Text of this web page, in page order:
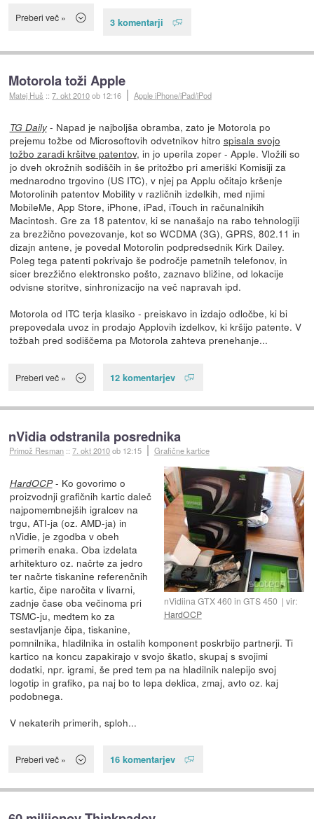
Preberi več » 3 komentarji
Motorola toži Apple
Matej Huš ::7. okt 2010ob 12:16 Apple iPhone/iPad/iPod
TG Daily- Napad je najboljša obramba, zato je Motorola po
prejemu tožbe od Microsoftovih odvetnikov hitro spisala svojo
tožbo zaradi kršitve patentov, in jo uperila zoper - Apple. Vložili so
jo dveh okrožnih sodiščih in še pritožbo pri ameriški Komisiji za
mednarodno trgovino (US ITC), v njej pa Applu očitajo kršenje
Motorolinih patentov Mobility v različnih izdelkih, med njimi
MobileMe, App Store, iPhone, iPad, iTouch in računalnikih
Macintosh. Gre za 18 patentov, ki se nanašajo na rabo tehnologiji
za brezžično povezovanje, kot so WCDMA (3G), GPRS, 802.11 in
dizajn antene, je povedal Motorolin podpredsednik Kirk Dailey.
Poleg tega patenti pokrivajo še področje pametnih telefonov, in
sicer brezžično elektronsko pošto, zaznavo bližine, od lokacije
odvisne storitve, sinhronizacijo na več napravah ipd.
Motorola od ITC terja klasiko - preiskavo in izdajo odločbe, ki bi
prepovedala uvoz in prodajo Applovih izdelkov, ki kršijo patente. V
tožbah pred sodiščema pa Motorola zahteva prenehanje...
Preberi več » 12 komentarjev
nVidia odstranila posrednika
Primož Resman ::7. okt 2010ob 12:15 Grafične kartice
nVidiina GTX 460 in GTS 450
vir:
HardOCP
HardOCP- Ko govorimo o
proizvodnji grafičnih kartic daleč
najpomembnejših igralcev na
trgu, ATI-ja (oz. AMD-ja) in
nVidie, je zgodba v obeh
primerih enaka. Oba izdelata
arhitekturo oz. načrte za jedro
ter načrte tiskanine referenčnih
kartic, čipe naročita v livarni,
zadnje čase oba večinoma pri
TSMC-ju, medtem ko za
sestavljanje čipa, tiskanine,
pomnilnika, hladilnika in ostalih komponent poskrbijo partnerji. Ti
kartico na koncu zapakirajo v svojo škatlo, skupaj s svojimi
dodatki, npr. igrami, še pred tem pa na hladilnik nalepijo svoj
logotip in grafiko, pa naj bo to lepa deklica, zmaj, avto oz. kaj
podobnega.
V nekaterih primerih, sploh...
Preberi več » 16 komentarjev